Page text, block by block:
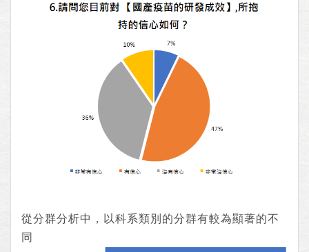
從分群分析中，以科系類別的分群有較為顯著的不
同